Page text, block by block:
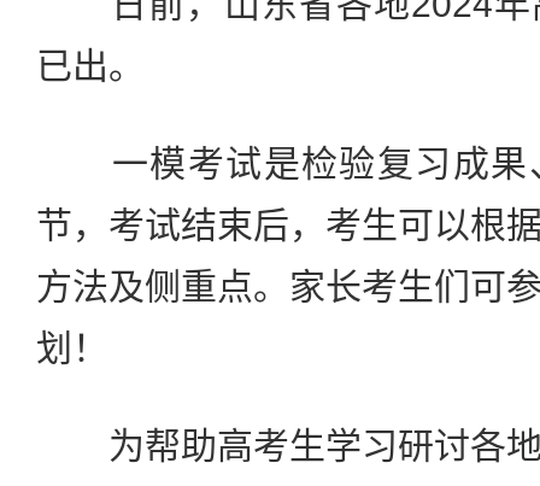
已出。
一模考试是检验复习成果
节，考试结束后，考生可以根
方法及侧重点。家长考生们可
划！
为帮助高考生学习研讨各地